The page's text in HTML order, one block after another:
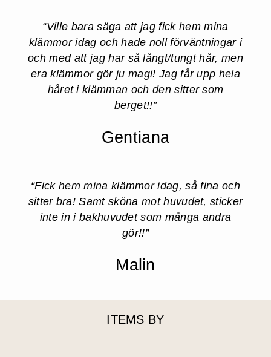
“Ville bara säga att jag fick hem mina
klämmor idag och hade noll förväntningar i
och med att jag har så långt/tungt hår, men
era klämmor gör ju magi! Jag får upp hela
håret i klämman och den sitter som
berget!!”​
Gentiana
“Fick hem mina klämmor idag, så fina och
sitter bra! Samt sköna mot huvudet, sticker
inte in i bakhuvudet som många andra
gör!!”
Malin
ITEMS BY